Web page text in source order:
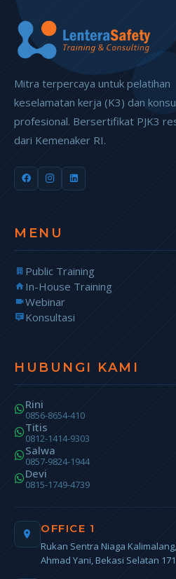
Mitra terpercaya untuk pelatihan
keselamatan kerja (K3) dan
profesional. Bersertifikat PJK3
dari Kemenaker RI.
MENU
Public Training
In-House Training
Webinar
Konsultasi
HUBUNGI KAMI
Rini
0856-8654-410
Titis
0812-1414-9303
Salwa
0857-9824-1944
Devi
0815-1749-4739
OFFICE 1
Rukan Sentra Niaga
Ahmad Yani, Bekasi Selatan